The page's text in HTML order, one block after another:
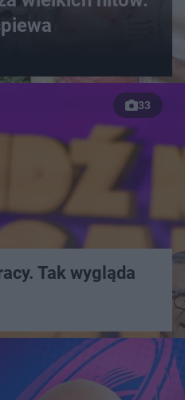
33
Tak wygląda